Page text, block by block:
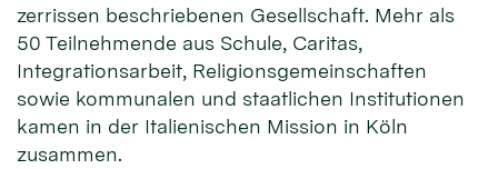
zerrissen beschriebenen Gesellschaft. Mehr als
50 Teilnehmende aus Schule, Caritas,
Integrationsarbeit, Religionsgemeinschaften
sowie kommunalen und staatlichen Institutionen
kamen in der Italienischen Mission in Köln
zusammen.